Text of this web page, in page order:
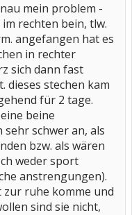
mein problem -
rechten bein, tlw.
angefangen hat es
in rechter
sich dann fast
dieses stechen kam
für 2 tage.
beine
schwer an, als
bzw. als wären
weder sport
anstrengungen).
zur ruhe komme und
sind sie nicht,